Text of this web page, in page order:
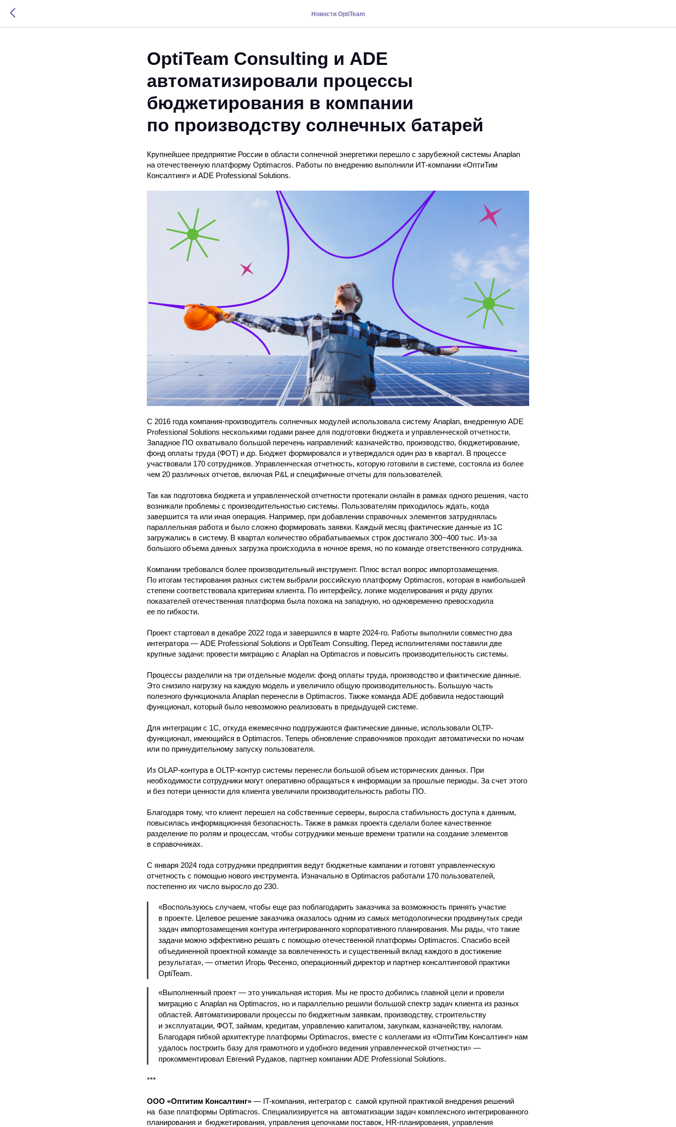
Новости OptiTeam
OptiTeam Consulting и ADE
автоматизировали процессы
бюджетирования в компании
по производству солнечных батарей
Крупнейшее предприятие России в области солнечной энергетики перешло с зарубежной системы Anaplan
на отечественную платформу Optimacros. Работы по внедрению выполнили ИТ-компании «ОптиТим
Консалтинг» и АDE Professional Solutions.
С 2016 года компания-производитель солнечных модулей использовала систему Anaplan, внедренную ADE
Professional Solutions несколькими годами ранее для подготовки бюджета и управленческой отчетности.
Западное ПО охватывало большой перечень направлений: казначейство, производство, бюджетирование,
фонд оплаты труда (ФОТ) и др. Бюджет формировался и утверждался один раз в квартал. В процессе
участвовали 170 сотрудников. Управленческая отчетность, которую готовили в системе, состояла из более
чем 20 различных отчетов, включая P&L и специфичные отчеты для пользователей.
Так как подготовка бюджета и управленческой отчетности протекали онлайн в рамках одного решения, часто
возникали проблемы с производительностью системы. Пользователям приходилось ждать, когда
завершится та или иная операция. Например, при добавлении справочных элементов затруднялась
параллельная работа и было сложно формировать заявки. Каждый месяц фактические данные из 1С
загружались в систему. В квартал количество обрабатываемых строк достигало 300−400 тыс. Из-за
большого объема данных загрузка происходила в ночное время, но по команде ответственного сотрудника.
Компании требовался более производительный инструмент. Плюс встал вопрос импортозамещения.
По итогам тестирования разных систем выбрали российскую платформу Optimacros, которая в наибольшей
степени соответствовала критериям клиента. По интерфейсу, логике моделирования и ряду других
показателей отечественная платформа была похожа на западную, но одновременно превосходила
ее по гибкости.
Проект стартовал в декабре 2022 года и завершился в марте 2024-го. Работы выполнили совместно два
интегратора — ADE Professional Solutions и OptiTeam Consulting. Перед исполнителями поставили две
крупные задачи: провести миграцию с Anaplan на Optimacros и повысить производительность системы.
Процессы разделили на три отдельные модели: фонд оплаты труда, производство и фактические данные.
Это снизило нагрузку на каждую модель и увеличило общую производительность. Большую часть
полезного функционала Anaplan перенесли в Optimacros. Также команда ADE добавила недостающий
функционал, который было невозможно реализовать в предыдущей системе.
Для интеграции с 1С, откуда ежемесячно подгружаются фактические данные, использовали OLTP-
функционал, имеющийся в Optimacros. Теперь обновление справочников проходит автоматически по ночам
или по принудительному запуску пользователя.
Из OLAP-контура в OLTP-контур системы перенесли большой объем исторических данных. При
необходимости сотрудники могут оперативно обращаться к информации за прошлые периоды. За счет этого
и без потери ценности для клиента увеличили производительность работы ПО.
Благодаря тому, что клиент перешел на собственные серверы, выросла стабильность доступа к данным,
повысилась информационная безопасность. Также в рамках проекта сделали более качественное
разделение по ролям и процессам, чтобы сотрудники меньше времени тратили на создание элементов
в справочниках.
С января 2024 года сотрудники предприятия ведут бюджетные кампании и готовят управленческую
отчетность с помощью нового инструмента. Изначально в Optimacros работали 170 пользователей,
постепенно их число выросло до 230.
«Воспользуюсь случаем, чтобы еще раз поблагодарить заказчика за возможность принять участие
в проекте. Целевое решение заказчика оказалось одним из самых методологически продвинутых среди
задач импортозамещения контура интегрированного корпоративного планирования. Мы рады, что такие
задачи можно эффективно решать с помощью отечественной платформы Optimacros. Спасибо всей
объединенной проектной команде за вовлеченность и существенный вклад каждого в достижение
результата», — отметил Игорь Фесенко, операционный директор и партнер консалтинговой практики
OptiTeam.
«Выполненный проект — это уникальная история. Мы не просто добились главной цели и провели
миграцию с Anaplan на Optimacros, но и параллельно решили большой спектр задач клиента из разных
областей. Автоматизировали процессы по бюджетным заявкам, производству, строительству
и эксплуатации, ФОТ, займам, кредитам, управлению капиталом, закупкам, казначейству, налогам.
Благодаря гибкой архитектуре платформы Optimacros, вместе с коллегами из «ОптиТим Консалтинг» нам
удалось построить базу для грамотного и удобного ведения управленческой отчетности» —
прокомментировал Евгений Рудаков, партнер компании АDE Professional Solutions.
***
ООО «Оптитим Консалтинг» — IT-компания, интегратор с самой крупной практикой внедрения решений
на базе платформы Optimacros. Специализируется на автоматизации задач комплексного интегрированного
планирования и бюджетирования, управления цепочками поставок, HR-планирования, управления